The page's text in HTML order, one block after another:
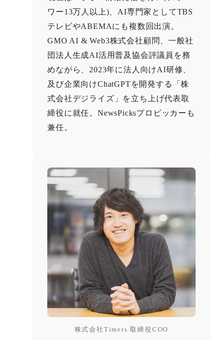
ワー13万人以上)、AI専門家としてTBS
テレビやABEMAにも複数回出演。
GMO AI & Web3株式会社顧問、一般社
団法人生成AI活用普及協会評議員を務
めながら、2023年に法人向けAI研修、
及び企業向けChatGPTを開発する「株
式会社デジライズ」を立ち上げ代表取
締役に就任。NewsPicksプロピッカーも
兼任。
株式会社Timers 取締役COO